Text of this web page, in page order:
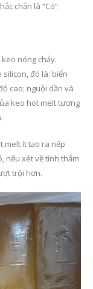
chắn là “Có”.
nóng chảy.
đó là: biến
cao; nguội dần và
keo hot melt tương
melt ít tạo ra nếp
nếu xét về tính thẩm
trội hơn.